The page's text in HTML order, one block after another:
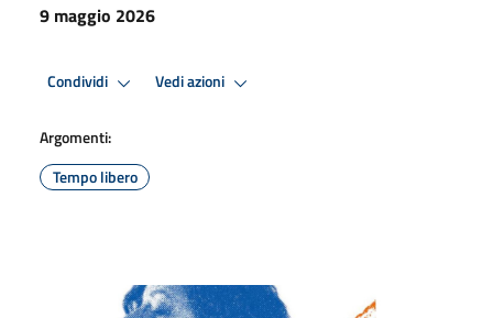
9 maggio 2026
Condividi Vedi azioni
Argomenti:
Tempo libero